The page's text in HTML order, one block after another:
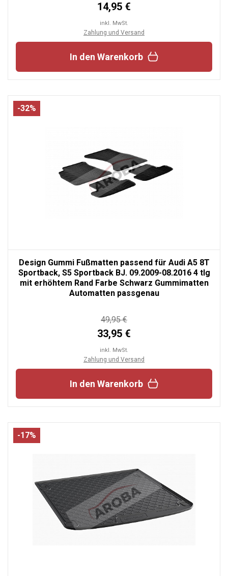
14,95 €
inkl. MwSt.
Zahlung und Versand
In den Warenkorb
-32%
Design Gummi Fußmatten passend für Audi A5 8T
Sportback, S5 Sportback BJ. 09.2009-08.2016 4 tlg
mit erhöhtem Rand Farbe Schwarz Gummimatten
Automatten passgenau
49,95 €
33,95 €
inkl. MwSt.
Zahlung und Versand
In den Warenkorb
-17%